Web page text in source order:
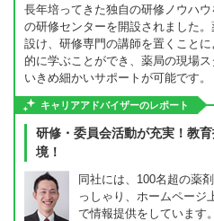
長年培ってきた独自の研修ノウハ
の研修センターを開設されました
設け、研修専門の講師を置くこと
的に学ぶことができ、薬局の現場
いきめ細かいサポートが可能です。
キャリアアドバイザーのレポート
研修・委員会活動が充実！教
境！
同社には、100名超の薬
っしゃり、ホームページ
で情報提供をしています